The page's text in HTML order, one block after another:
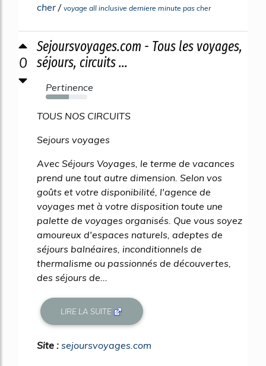
cher / voyage all inclusive derniere minute pas cher
0
Sejoursvoyages.com - Tous les voyages,
séjours, circuits ...
Pertinence
55%
TOUS NOS CIRCUITS
Sejours voyages
Avec Séjours Voyages, le terme de vacances
prend une tout autre dimension. Selon vos
goûts et votre disponibilité, l'agence de
voyages met à votre disposition toute une
palette de voyages organisés. Que vous soyez
amoureux d'espaces naturels, adeptes de
séjours balnéaires, inconditionnels de
thermalisme ou passionnés de découvertes,
des séjours de...
LIRE LA SUITE
Site : sejoursvoyages.com